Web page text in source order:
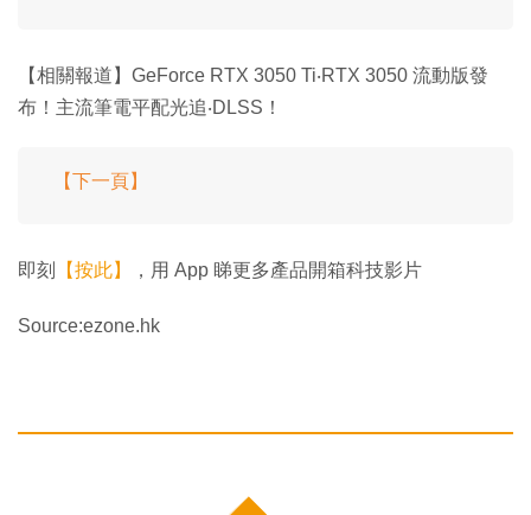
【相關報道】GeForce RTX 3050 Ti‧RTX 3050 流動版發
布！主流筆電平配光追‧DLSS！
【下一頁】
即刻 【按此】 ，用 App 睇更多產品開箱科技影片
Source:ezone.hk